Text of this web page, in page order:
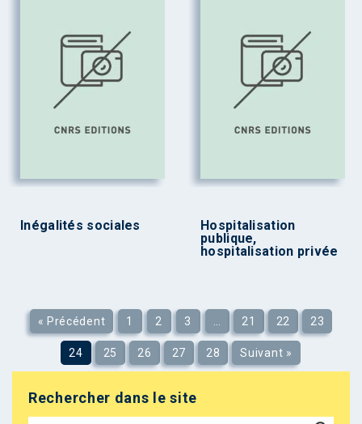
Inégalités sociales
Hospitalisation
publique,
hospitalisation privée
« Précédent 1 2 3 … 21 22 23
24 25 26 27 28 Suivant »
Rechercher dans le site